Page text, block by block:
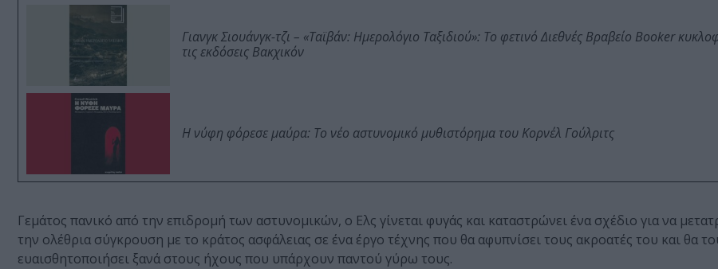
Γιανγκ Σιουάνγκ-τζι – «Ταϊβάν: Ημερολόγιο Ταξιδιού»: Το φετινό Διεθνές Βραβείο Booker
τις εκδόσεις Βακχικόν
Η νύφη φόρεσε μαύρα: Το νέο αστυνομικό μυθιστόρημα του Κορνέλ Γούλριτς
Γεμάτος πανικό από την επιδρομή των αστυνομικών, ο Ελς γίνεται φυγάς και καταστρώνει ένα σχέδιο για να
την ολέθρια σύγκρουση με το κράτος ασφάλειας σε ένα έργο τέχνης που θα αφυπνίσει τους ακροατές του και θα
ευαισθητοποιήσει ξανά στους ήχους που υπάρχουν παντού γύρω τους.